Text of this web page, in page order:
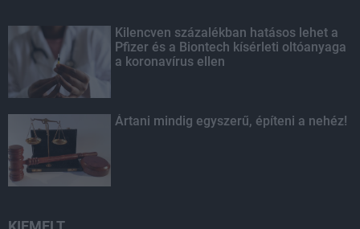
Kilencven százalékban hatásos lehet a
Pfizer és a Biontech kísérleti oltóanyaga
a koronavírus ellen
Ártani mindig egyszerű, építeni a nehéz!